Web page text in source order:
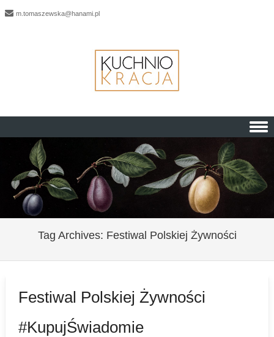
m.tomaszewska@hanami.pl
Skip to content
Tag Archives: Festiwal Polskiej Żywności
Festiwal Polskiej Żywności
#KupujŚwiadomie